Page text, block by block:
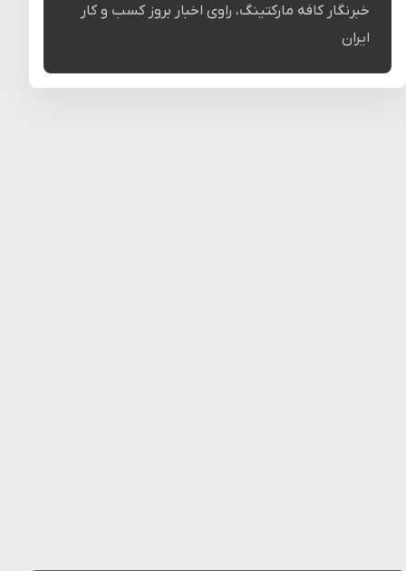
خبرنگار کافه مارکتینگ، راوی اخبار بروز کسب و کار
ایران